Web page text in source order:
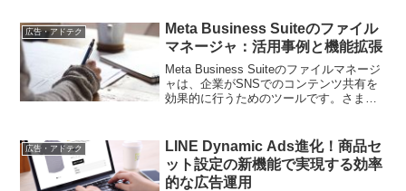
広告・アドテク
Meta Business Suiteのファイル
マネージャ：活用事例と機能拡張
Meta Business Suiteのファイルマネージ
ャは、企業がSNSでのコンテンツ共有を
効果的に行うためのツールです。さまざ
テンツを効果的に配信できます。
広告・アドテク
LINE Dynamic Ads進化！商品セ
ット設定の新機能で実現する効率
的な広告運用